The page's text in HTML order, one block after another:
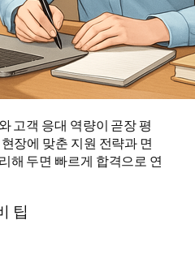
고객 응대 역량이 곧장 평
장에 맞춘 지원 전략과 면
해 두면 빠르게 합격으로 연
팁